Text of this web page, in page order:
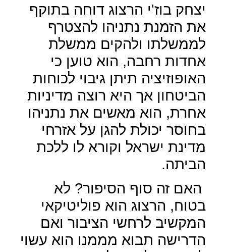
יצחק בוז'י הרצוג דוחה בתוקף
את הזמנת נתניהו להצטרף
לממשלתו ולהקים ממשלת
אחדות רחבה, הוא טוען כי
האופוזיציה תיתן גיבוי לכוחות
הביטחון אך היא רוצה מדיניות
אחרת, הוא מאשים את נתניהו
בחוסר יכולת להגן על אזרחי
מדינת ישראל וקורא לו ללכת
הביתה.
האם זה סוף הסיפור? לא
בטוח, הרצוג הוא פוליטיקאי
המקשיב לרחשי הציבור ואם
הדרישה תבוא מממנו הוא עשוי